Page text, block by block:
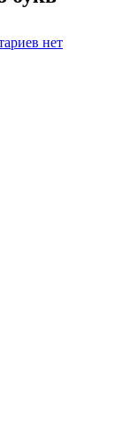
записи
нет